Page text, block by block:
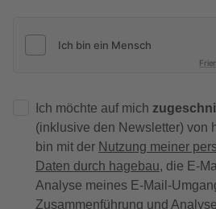
Ich möchte auf mich
(inklusive den Newsletter) von
bin mit der Nutzung meiner
Daten durch hagebau, die E-
Analyse meines E-Mail-
Zusammenführung und